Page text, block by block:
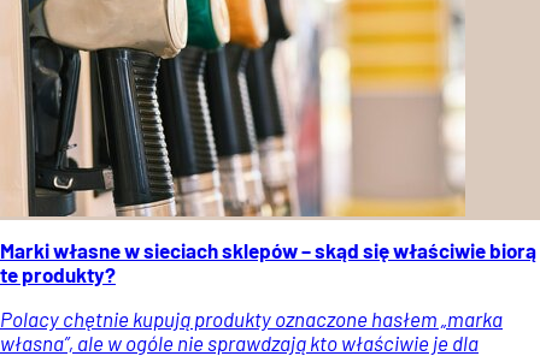
Marki własne w sieciach sklepów – skąd się właściwie biorą
te produkty?
Polacy chętnie kupują produkty oznaczone hasłem „marka
własna”, ale w ogóle nie sprawdzają kto właściwie je dla